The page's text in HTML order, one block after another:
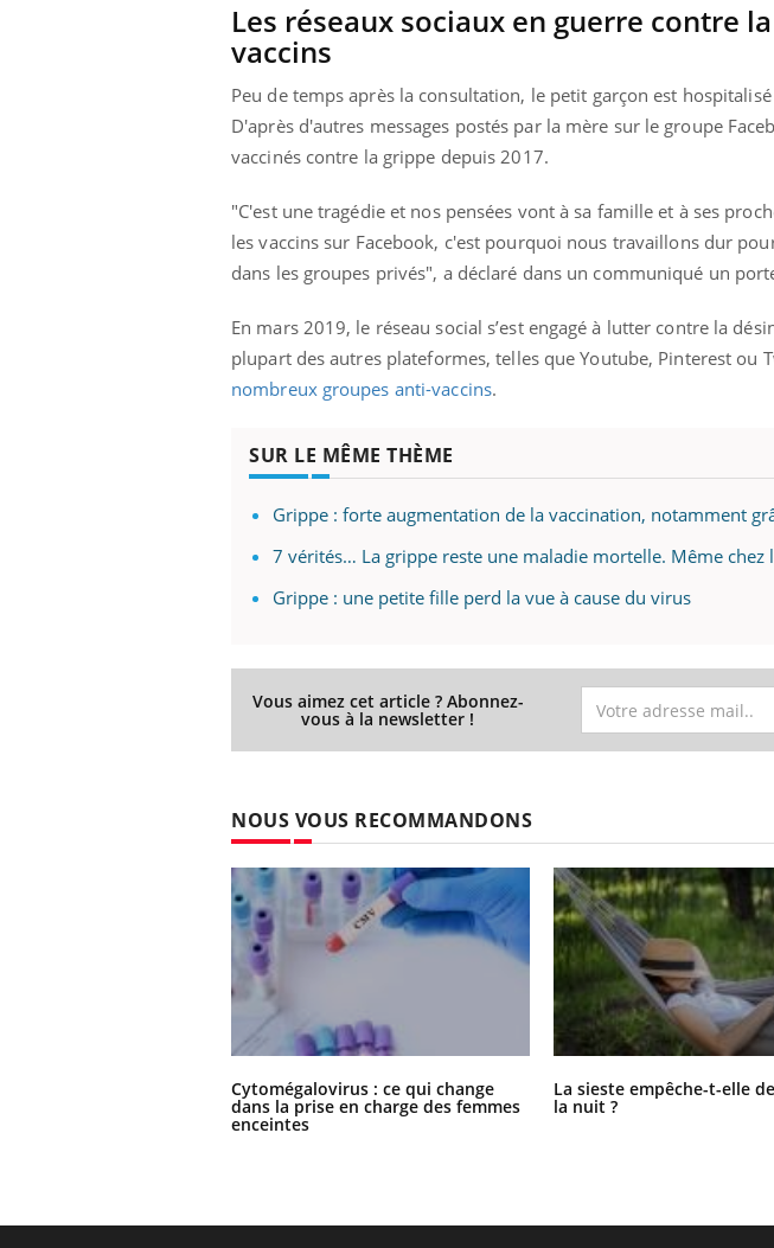
Les réseaux sociaux en guerre contre
vaccins
Peu de temps après la consultation, le petit garçon est
D'après d'autres messages postés par la mère sur le groupe
vaccinés contre la grippe depuis 2017.
"C'est une tragédie et nos pensées vont à sa famille et à ses
les vaccins sur Facebook, c'est pourquoi nous travaillons dur
dans les groupes privés", a déclaré dans un communiqué un
En mars 2019, le réseau socials’est engagé à lutter contre la
plupart des autres plateformes, telles que Youtube, Pinterest ou
nombreux groupes anti-vaccins.
SUR LE MÊME THÈME
Grippe : forte augmentation de la vaccination, notamment
7 vérités… La grippe reste une maladie mortelle. Même chez
Grippe : une petite fille perd la vue à cause du virus
Vous aimez cet article ? Abonnez-
vous à la newsletter !
NOUS VOUS RECOMMANDONS
Cytomégalovirus : ce qui change
dans la prise en charge des femmes
enceintes
La sieste empêche-t-elle
la nuit ?